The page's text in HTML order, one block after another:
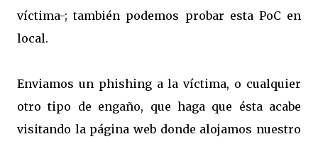
víctima-; también podemos probar esta PoC en
local.
Enviamos un phishing a la víctima, o cualquier
otro tipo de engaño, que haga que ésta acabe
visitando la página web donde alojamos nuestro